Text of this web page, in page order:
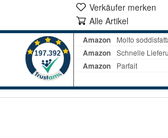
Verkäufer merken
Alle Artikel